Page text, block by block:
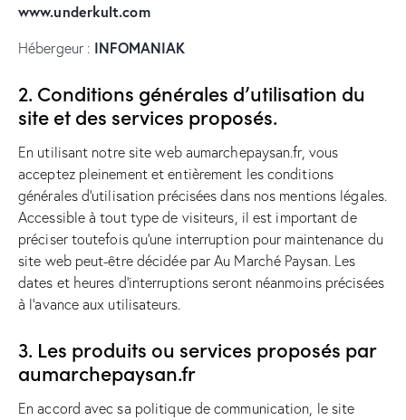
www.underkult.com
Hébergeur : INFOMANIAK
2. Conditions générales d’utilisation du
site et des services proposés.
En utilisant notre site web aumarchepaysan.fr, vous
acceptez pleinement et entièrement les conditions
générales d’utilisation précisées dans nos mentions légales.
Accessible à tout type de visiteurs, il est important de
préciser toutefois qu’une interruption pour maintenance du
site web peut-être décidée par Au Marché Paysan. Les
dates et heures d’interruptions seront néanmoins précisées
à l’avance aux utilisateurs.
3. Les produits ou services proposés par
aumarchepaysan.fr
En accord avec sa politique de communication, le site